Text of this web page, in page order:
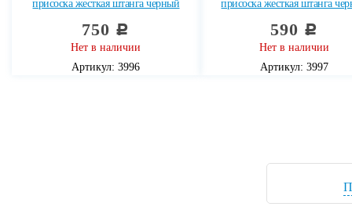
присоска жесткая штанга черный
750 c
Нет в наличии
Артикул: 3996
присоска жесткая штанга
590 c
Нет в наличии
Артикул: 3997